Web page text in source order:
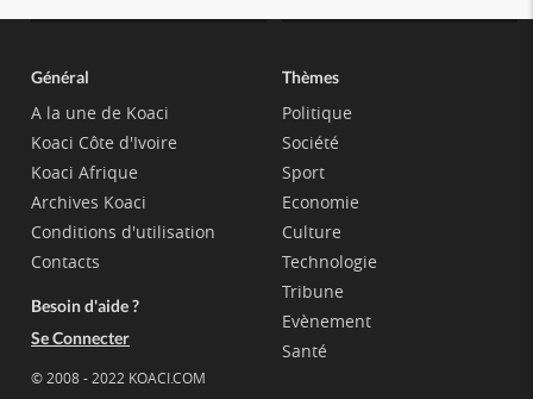
Général
A la une de Koaci
Koaci Côte d'Ivoire
Koaci Afrique
Archives Koaci
Conditions d'utilisation
Contacts
Besoin d'aide ?
Se Connecter
© 2008 - 2022 KOACI.COM
Thèmes
Politique
Société
Sport
Economie
Culture
Technologie
Tribune
Evènement
Santé